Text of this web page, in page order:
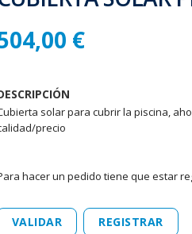
€
solar para cubrir la piscina,
precio
hacer un pedido tiene que estar
VALIDAR REGISTRAR